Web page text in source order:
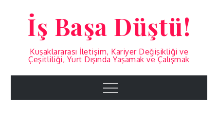
İş Başa Düştü!
Kuşaklararası İletişim, Kariyer Değişikliği ve
Çeşitliliği, Yurt Dışında Yaşamak ve Çalışmak
Menu